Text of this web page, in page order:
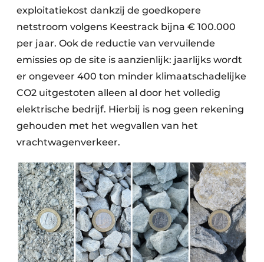
exploitatiekost dankzij de goedkopere
netstroom volgens Keestrack bijna € 100.000
per jaar. Ook de reductie van vervuilende
emissies op de site is aanzienlijk: jaarlijks wordt
er ongeveer 400 ton minder klimaatschadelijke
CO2 uitgestoten alleen al door het volledig
elektrische bedrijf. Hierbij is nog geen rekening
gehouden met het wegvallen van het
vrachtwagenverkeer.